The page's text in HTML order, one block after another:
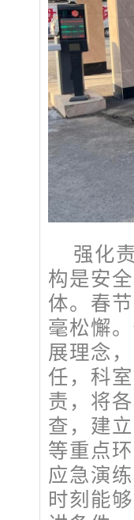
强化
构是安
体。春
毫松懈
展理念
任，科
责，将
查，建
等重点
应急演
时刻能